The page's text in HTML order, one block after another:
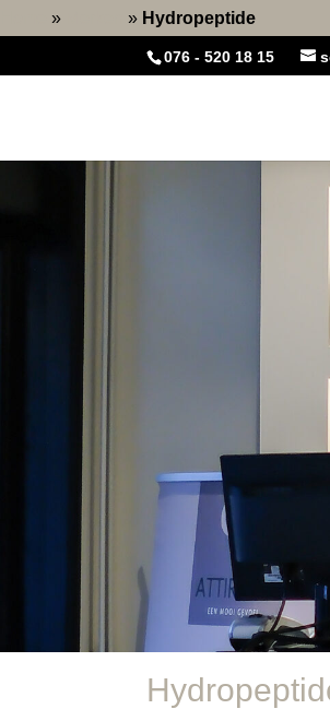
» » Hydropeptide
076 - 520 18 15